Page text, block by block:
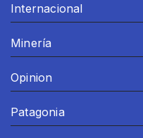
Internacional
Minería
Opinion
Patagonia